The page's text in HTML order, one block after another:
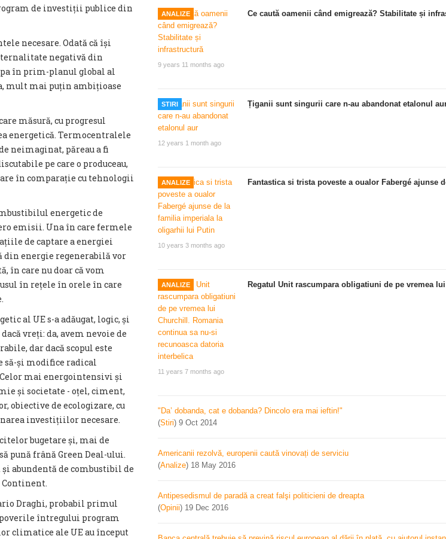
de investiții publice din
necesare. Odată că își
negativă din
în prim-planul global al
mult mai puțin ambițioase
măsură, cu progresul
energetică. Termocentralele
neimaginat, păreau a fi
pe care o produceau,
în comparație cu tehnologii
energetic de
emisii. Una în care fermele
de captare a energiei
energie regenerabilă vor
în care nu doar că vom
în rețele în orele în care
al UE s-a adăugat, logic, și
vreți: da, avem nevoie de
dar dacă scopul este
să-și modifice radical
mai energointensivi și
și societate - oțel, ciment,
obiective de ecologizare, cu
investițiilor necesare.
bugetare și, mai de
pună frână Green Deal-ului.
abundentă de combustibil de
Draghi, probabil primul
întregului program
climatice ale UE au început
ANALIZE
9 years 11 months ago
Ce caută oamenii când emigrează? Stabilitate și
STIRI
12 years 1 month ago
Țiganii sunt singurii care n-au abandonat etalonul
ANALIZE
10 years 3 months ago
Fantastica si trista poveste a oualor Fabergé
ANALIZE
11 years 7 months ago
Regatul Unit rascumpara obligatiuni de pe vremea
"Da’ dobanda, cat e dobanda? Dincolo era mai ieftin!"
(Stiri) 9 Oct 2014
Americanii rezolvă, europenii caută vinovați de serviciu
(Analize) 18 May 2016
Antipesedismul de paradă a creat falşi politicieni de dreapta
(Opinii) 19 Dec 2016